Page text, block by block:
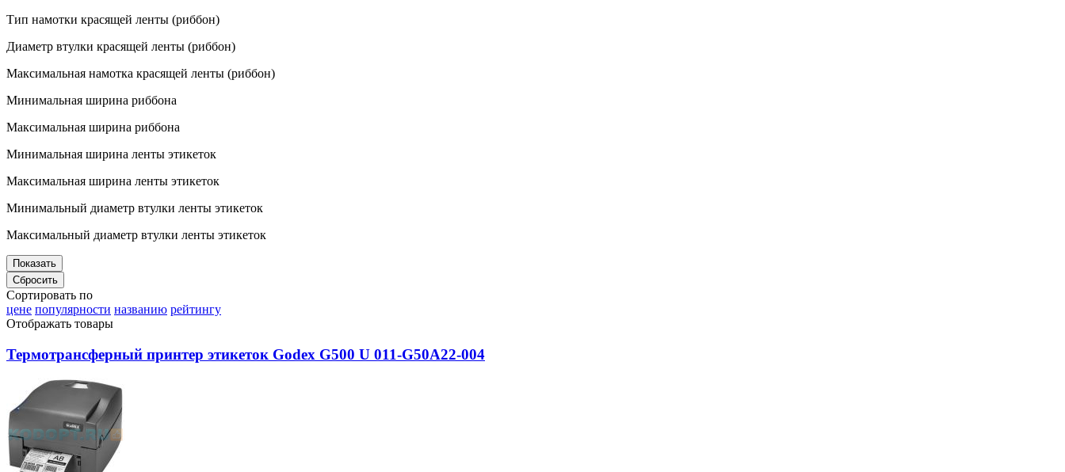
Тип намотки красящей ленты (риббон)
Диаметр втулки красящей ленты (риббон)
Максимальная намотка красящей ленты (риббон)
Минимальная ширина риббона
Максимальная ширина риббона
Минимальная ширина ленты этикеток
Максимальная ширина ленты этикеток
Минимальный диаметр втулки ленты этикеток
Максимальный диаметр втулки ленты этикеток
Сортировать по
цене популярности названию рейтингу
Отображать товары
Термотрансферный принтер этикеток Godex G500 U 011-G50A22-004